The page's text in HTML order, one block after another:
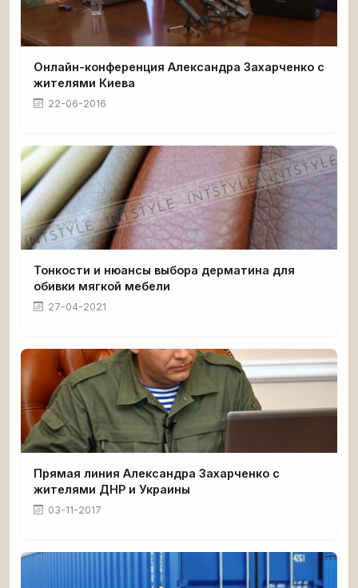
Онлайн-конференция Александра Захарченко с
жителями Киева
22-06-2016
Тонкости и нюансы выбора дерматина для
обивки мягкой мебели
27-04-2021
Прямая линия Александра Захарченко с
жителями ДНР и Украины
03-11-2017